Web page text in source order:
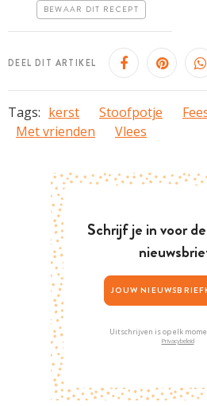
Makkelijk
BEWAAR DIT RECEPT
DEEL DIT ARTIKEL
Tags: kerst Stoofpotje
Met vrienden
Vlees
Schrijf je in voor
Uitschrijven is op elk
Privacybeleid